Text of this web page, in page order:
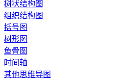
树状结构图
组织结构图
括号图
树形图
鱼骨图
时间轴
其他思维导图